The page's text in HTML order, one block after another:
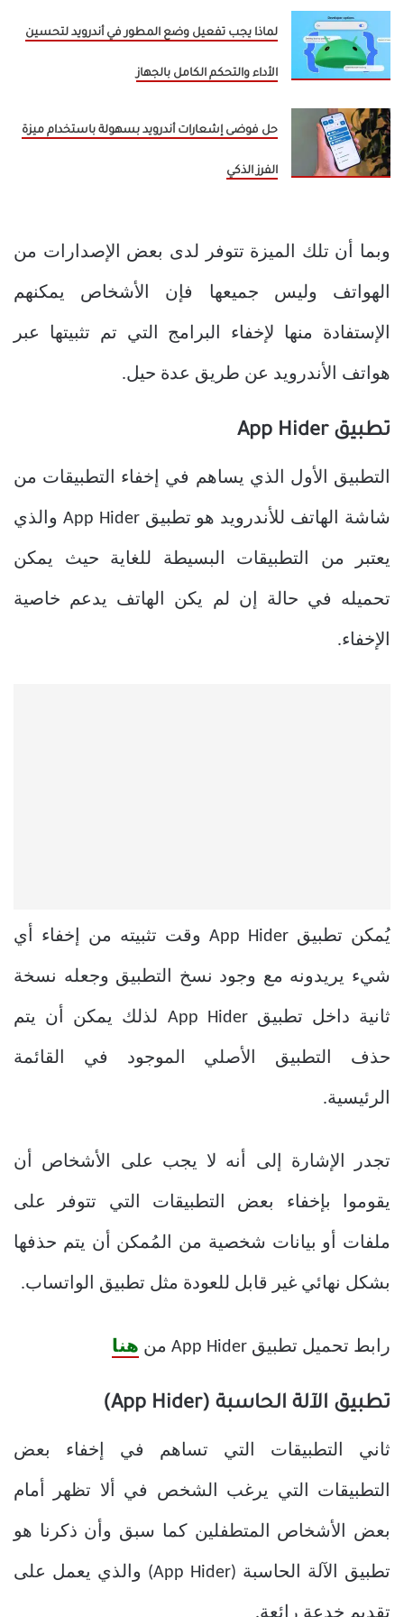
لماذا يجب تفعيل وضع المطور في أندرويد لتحسين
الأداء والتحكم الكامل بالجهاز
حل فوضى إشعارات أندرويد بسهولة باستخدام ميزة
الفرز الذكي
وبما أن تلك الميزة تتوفر لدى بعض الإصدارات من
الهواتف وليس جميعها فإن الأشخاص يمكنهم
الإستفادة منها لإخفاء البرامج التي تم تثبيتها عبر
هواتف الأندرويد عن طريق عدة حيل.
تطبيق App Hider
التطبيق الأول الذي يساهم في إخفاء التطبيقات من
شاشة الهاتف للأندرويد هو تطبيق App Hider والذي
يعتبر من التطبيقات البسيطة للغاية حيث يمكن
تحميله في حالة إن لم يكن الهاتف يدعم خاصية
الإخفاء.
يُمكن تطبيق App Hider وقت تثبيته من إخفاء أي
شيء يريدونه مع وجود نسخ التطبيق وجعله نسخة
ثانية داخل تطبيق App Hider لذلك يمكن أن يتم
حذف التطبيق الأصلي الموجود في القائمة
الرئيسية.
تجدر الإشارة إلى أنه لا يجب على الأشخاص أن
يقوموا بإخفاء بعض التطبيقات التي تتوفر على
ملفات أو بيانات شخصية من المُمكن أن يتم حذفها
بشكل نهائي غير قابل للعودة مثل تطبيق الواتساب.
رابط تحميل تطبيق App Hider من هنا
تطبيق الآلة الحاسبة (App Hider)
ثاني التطبيقات التي تساهم في إخفاء بعض
التطبيقات التي يرغب الشخص في ألا تظهر أمام
بعض الأشخاص المتطفلين كما سبق وأن ذكرنا هو
تطبيق الآلة الحاسبة (App Hider) والذي يعمل على